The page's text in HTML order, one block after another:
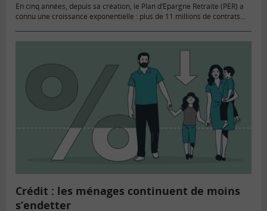
En cinq années, depuis sa création, le Plan d’Epargne Retraite (PER) a
connu une croissance exponentielle : plus de 11 millions de contrats
Crédit : les ménages continuent de moins
s’endetter